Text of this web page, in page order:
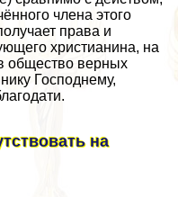
члeна этого
права и
христианина, на
общество верных
Господнему,
на